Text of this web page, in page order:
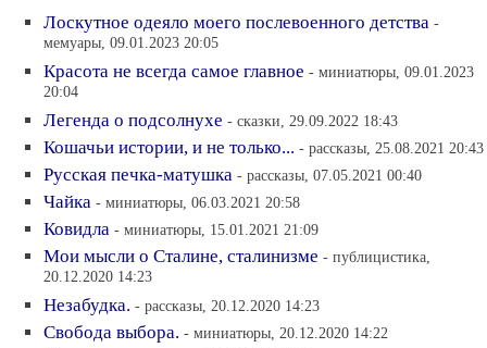
Лоскутное одеяло моего послевоенного детства -
мемуары, 09.01.2023 20:05
Красота не всегда самое главное - миниатюры, 09.01.2023
20:04
Легенда о подсолнухе - сказки, 29.09.2022 18:43
Кошачьи истории, и не только... - рассказы, 25.08.2021 20:43
Русская печка-матушка - рассказы, 07.05.2021 00:40
Чайка - миниатюры, 06.03.2021 20:58
Ковидла - миниатюры, 15.01.2021 21:09
Мои мысли о Сталине, сталинизме - публицистика,
20.12.2020 14:23
Незабудка. - рассказы, 20.12.2020 14:23
Свобода выбора. - миниатюры, 20.12.2020 14:22